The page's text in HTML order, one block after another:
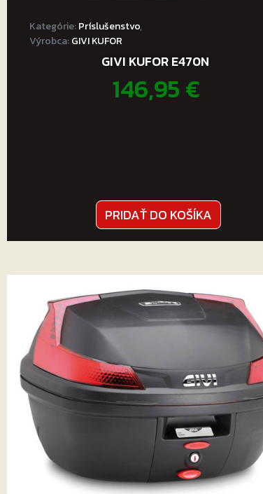
Kategórie:Príslušenstvo,
Výrobca:GIVI KUFOR
GIVI KUFOR E470N
146,95€
PRIDAŤ DO KOŠÍKA